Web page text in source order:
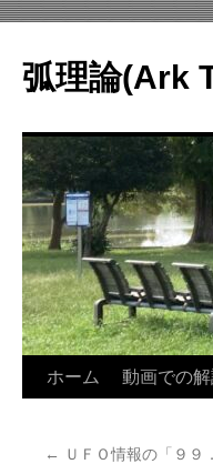
テ
ン
へ
ス
キ
ッ
プ
弧理論(Ark
ホーム 動画での解
←
ＵＦＯ情報の「９９